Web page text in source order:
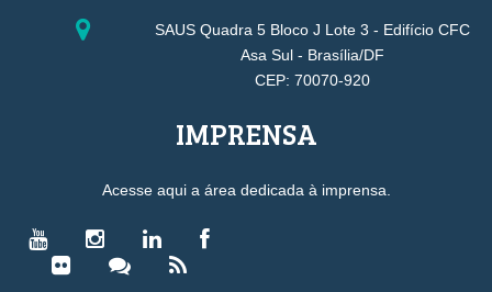
SAUS Quadra 5 Bloco J Lote 3 - Edifício CFC
Asa Sul - Brasília/DF
CEP: 70070-920
IMPRENSA
Acesse aqui a área dedicada à imprensa.